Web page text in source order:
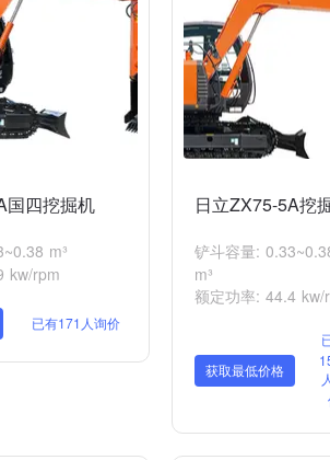
国四挖掘机
m³
kw/rpm
已有171人询价
日立ZX75-5A挖
铲斗容量:
m³
额定功率: 44.4 kw/
获取最低价格